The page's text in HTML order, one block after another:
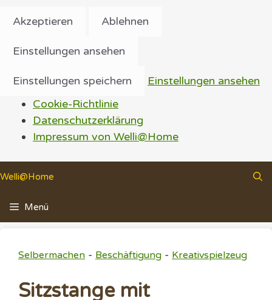
Akzeptieren Ablehnen
Einstellungen ansehen
Einstellungen speichern
Einstellungen ansehen
Cookie-Richtlinie
Datenschutzerklärung
Impressum von Welli@Home
Inhalt
springen
Welli@Home
Menü
Selbermachen - Beschäftigung - Kreativspielzeug
Sitzstange mit